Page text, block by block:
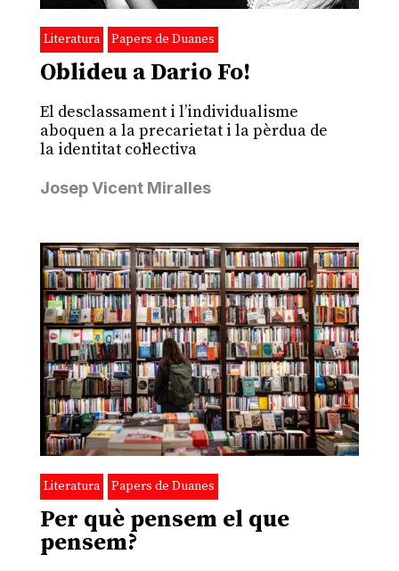
Literatura Papers de Duanes
Oblideu a Dario Fo!
El desclassament i l’individualisme
aboquen a la precarietat i la pèrdua de
la identitat col·lectiva
Josep Vicent Miralles
Literatura Papers de Duanes
Per què pensem el que
pensem?